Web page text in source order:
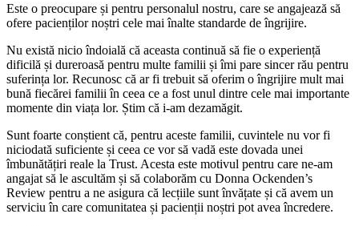
Este o preocupare și pentru personalul nostru, care se angajează să
ofere pacienților noștri cele mai înalte standarde de îngrijire.
Nu există nicio îndoială că aceasta continuă să fie o experiență
dificilă și dureroasă pentru multe familii și îmi pare sincer rău pentru
suferința lor. Recunosc că ar fi trebuit să oferim o îngrijire mult mai
bună fiecărei familii în ceea ce a fost unul dintre cele mai importante
momente din viața lor. Știm că i-am dezamăgit.
Sunt foarte conștient că, pentru aceste familii, cuvintele nu vor fi
niciodată suficiente și ceea ce vor să vadă este dovada unei
îmbunătățiri reale la Trust. Acesta este motivul pentru care ne-am
angajat să le ascultăm și să colaborăm cu Donna Ockenden’s
Review pentru a ne asigura că lecțiile sunt învățate și că avem un
serviciu în care comunitatea și pacienții noștri pot avea încredere.